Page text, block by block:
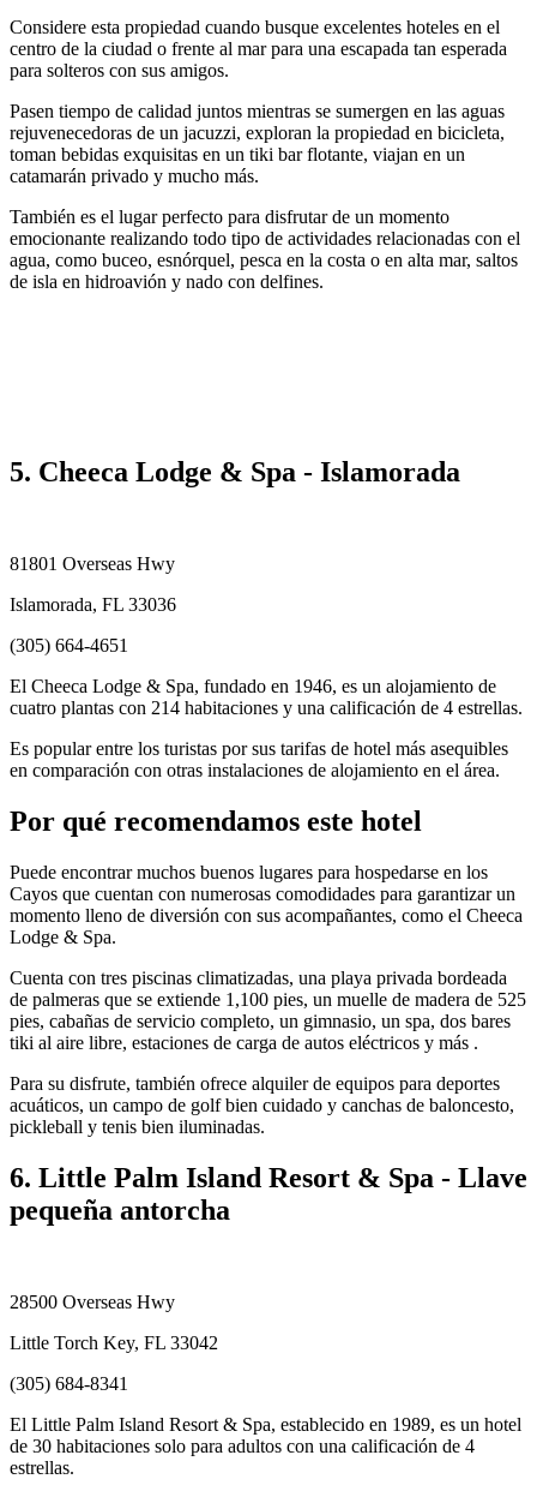
Considere esta propiedad cuando busque excelentes hoteles en el
centro de la ciudad o frente al mar para una escapada tan esperada
para solteros con sus amigos.
Pasen tiempo de calidad juntos mientras se sumergen en las aguas
rejuvenecedoras de un jacuzzi, exploran la propiedad en bicicleta,
toman bebidas exquisitas en un tiki bar flotante, viajan en un
catamarán privado y mucho más.
También es el lugar perfecto para disfrutar de un momento
emocionante realizando todo tipo de actividades relacionadas con el
agua, como buceo, esnórquel, pesca en la costa o en alta mar, saltos
de isla en hidroavión y nado con delfines.
5. Cheeca Lodge & Spa - Islamorada
81801 Overseas Hwy
Islamorada, FL 33036
(305) 664-4651
El Cheeca Lodge & Spa, fundado en 1946, es un alojamiento de
cuatro plantas con 214 habitaciones y una calificación de 4 estrellas.
Es popular entre los turistas por sus tarifas de hotel más asequibles
en comparación con otras instalaciones de alojamiento en el área.
Por qué recomendamos este hotel
Puede encontrar muchos buenos lugares para hospedarse en los
Cayos que cuentan con numerosas comodidades para garantizar un
momento lleno de diversión con sus acompañantes, como el Cheeca
Lodge & Spa.
Cuenta con tres piscinas climatizadas, una playa privada bordeada
de palmeras que se extiende 1,100 pies, un muelle de madera de 525
pies, cabañas de servicio completo, un gimnasio, un spa, dos bares
tiki al aire libre, estaciones de carga de autos eléctricos y más .
Para su disfrute, también ofrece alquiler de equipos para deportes
acuáticos, un campo de golf bien cuidado y canchas de baloncesto,
pickleball y tenis bien iluminadas.
6. Little Palm Island Resort & Spa - Llave
pequeña antorcha
28500 Overseas Hwy
Little Torch Key, FL 33042
(305) 684-8341
El Little Palm Island Resort & Spa, establecido en 1989, es un hotel
de 30 habitaciones solo para adultos con una calificación de 4
estrellas.